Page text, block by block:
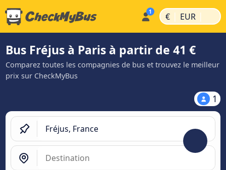
€ | EUR |
Bus Fréjus à Paris à partir de 41 €
Comparez toutes les compagnies de bus et trouvez le meilleur
prix sur CheckMyBus
1